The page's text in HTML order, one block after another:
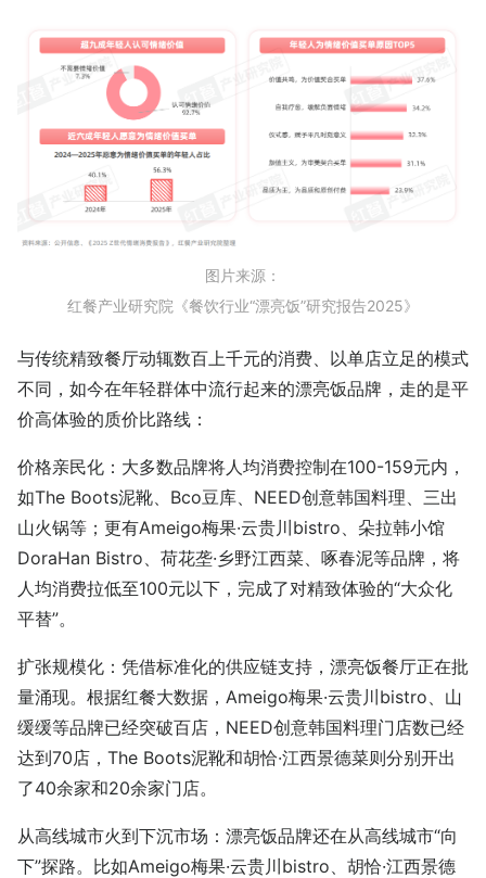
图片来源：
红餐产业研究院《餐饮行业“漂亮饭”研究报告2025》
与传统精致餐厅动辄数百上千元的消费、以单店立足的模式
不同，如今在年轻群体中流行起来的漂亮饭品牌，走的是平
价高体验的质价比路线：
价格亲民化：大多数品牌将人均消费控制在100-159元内，
如The Boots泥靴、Bco豆库、NEED创意韩国料理、三出
山火锅等；更有Ameigo梅果·云贵川bistro、朵拉韩小馆
DoraHan Bistro、荷花垄·乡野江西菜、啄春泥等品牌，将
人均消费拉低至100元以下，完成了对精致体验的“大众化
平替”。
扩张规模化：凭借标准化的供应链支持，漂亮饭餐厅正在批
量涌现。根据红餐大数据，Ameigo梅果·云贵川bistro、山
缓缓等品牌已经突破百店，NEED创意韩国料理门店数已经
达到70店，The Boots泥靴和胡恰·江西景德菜则分别开出
了40余家和20余家门店。
从高线城市火到下沉市场：漂亮饭品牌还在从高线城市“向
下”探路。比如Ameigo梅果·云贵川bistro、胡恰·江西景德